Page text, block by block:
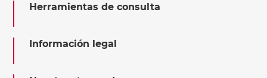
Herramientas de consulta
Información legal